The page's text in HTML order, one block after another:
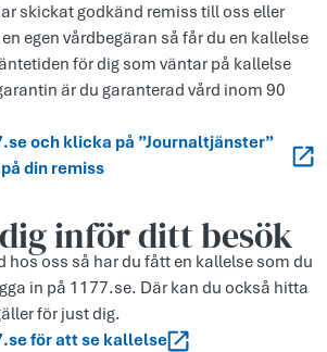
skickat godkänd remiss till oss eller
egen vårdbegäran så får du en kallelse
för dig som väntar på kallelse
är du garanterad vård inom 90
och klicka på ”Journaltjänster”
din remiss
inför ditt besök
hos oss så har du fått en kallelse som du
in på 1177.se. Där kan du också hitta
för just dig.
för att se kallelse